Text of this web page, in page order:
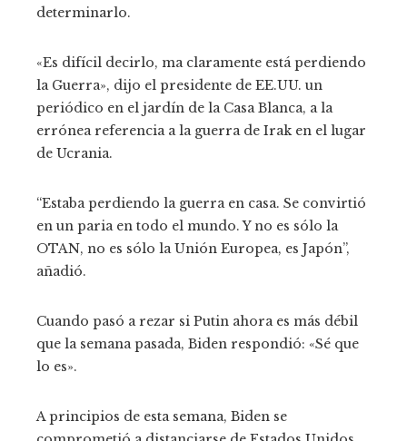
determinarlo.
«Es difícil decirlo, ma claramente está perdiendo
la Guerra», dijo el presidente de EE.UU. un
periódico en el jardín de la Casa Blanca, a la
errónea referencia a la guerra de Irak en el lugar
de Ucrania.
“Estaba perdiendo la guerra en casa. Se convirtió
en un paria en todo el mundo. Y no es sólo la
OTAN, no es sólo la Unión Europea, es Japón”,
añadió.
Cuando pasó a rezar si Putin ahora es más débil
que la semana pasada, Biden respondió: «Sé que
lo es».
A principios de esta semana, Biden se